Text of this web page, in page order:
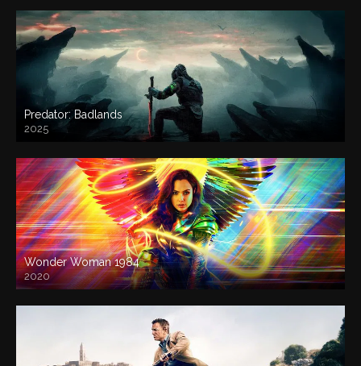
Predator: Badlands
2025
Wonder Woman 1984
2020